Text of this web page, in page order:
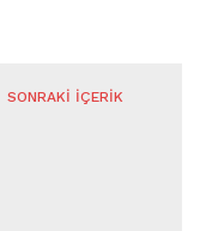
SONRAKI İÇERIK